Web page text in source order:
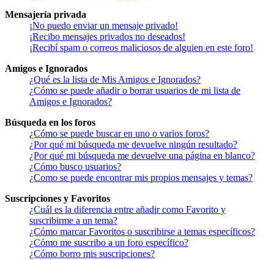
Mensajería privada
¡No puedo enviar un mensaje privado!
¡Recibo mensajes privados no deseados!
¡Recibí spam o correos maliciosos de alguien en este foro!
Amigos e Ignorados
¿Qué es la lista de Mis Amigos e Ignorados?
¿Cómo se puede añadir o borrar usuarios de mi lista de
Amigos e Ignorados?
Búsqueda en los foros
¿Cómo se puede buscar en uno o varios foros?
¿Por qué mi búsqueda me devuelve ningún resultado?
¿Por qué mi búsqueda me devuelve una página en blanco?
¿Cómo busco usuarios?
¿Como se puede encontrar mis propios mensajes y temas?
Suscripciones y Favoritos
¿Cuál es la diferencia entre añadir como Favorito y
suscribirme a un tema?
¿Cómo marcar Favoritos o suscribirse a temas específicos?
¿Cómo me suscribo a un foro específico?
¿Cómo borro mis suscripciones?